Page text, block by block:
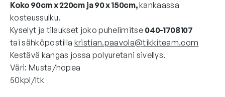
Koko 90cm x 220cm ja 90 x 150cm,kankaassa
kosteussulku.
Kyselyt ja tilaukset joko puhelimitse 040-1708107
tai sähköpostilla kristian.paavola@tikkiteam.com
Kestävä kangas jossa polyuretani sivellys.
Väri: Musta/hopea
50kpl/ltk